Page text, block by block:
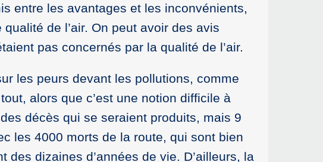
entre les avantages et les inconvénients,
de l’air. On peut avoir des avis
pas concernés par la qualité de l’air.
les peurs devant les pollutions, comme
alors que c’est une notion difficile à
décès qui se seraient produits, mais 9
les 4000 morts de la route, qui sont bien
dizaines d’années de vie. D’ailleurs, la